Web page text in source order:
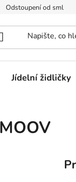
Odstoupení od smlouvy
Jídelní židličky